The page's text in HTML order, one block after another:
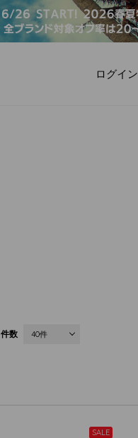
ログイン
件数 40件
SALE